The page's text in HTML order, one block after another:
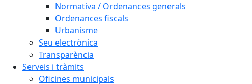
Normativa / Ordenances generals
Ordenances fiscals
Urbanisme
Seu electrònica
Transparència
Serveis i tràmits
Oficines municipals